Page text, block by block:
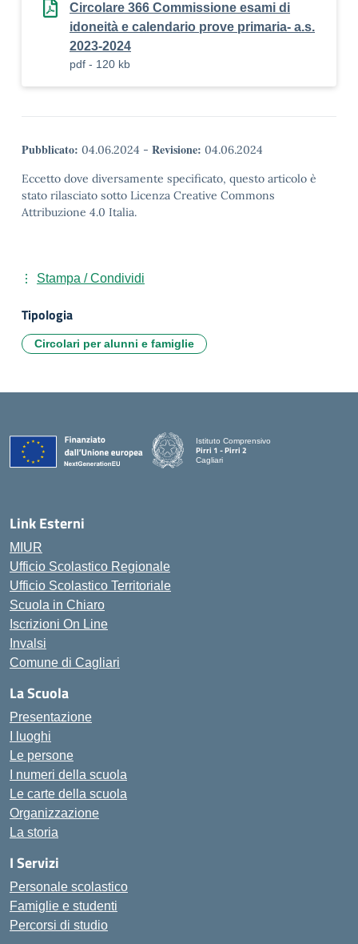
Circolare 366 Commissione esami di
idoneità e calendario prove primaria- a.s.
2023-2024
pdf - 120 kb
Pubblicato: 04.06.2024 - Revisione: 04.06.2024
Eccetto dove diversamente specificato, questo articolo è
stato rilasciato sotto Licenza Creative Commons
Attribuzione 4.0 Italia.
Stampa / Condividi
Tipologia
Circolari per alunni e famiglie
Istituto Comprensivo
Pirri 1 - Pirri 2
Cagliari
Link Esterni
MIUR
Ufficio Scolastico Regionale
Ufficio Scolastico Territoriale
Scuola in Chiaro
Iscrizioni On Line
Invalsi
Comune di Cagliari
La Scuola
Presentazione
I luoghi
Le persone
I numeri della scuola
Le carte della scuola
Organizzazione
La storia
I Servizi
Personale scolastico
Famiglie e studenti
Percorsi di studio